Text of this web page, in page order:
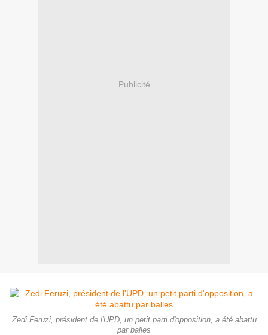
Publicité
Zedi Feruzi, président de l'UPD, un petit parti d'opposition, a été abattu
par balles